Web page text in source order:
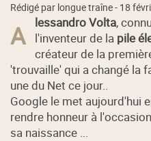
Rédigé par longue traîne - 18
A lessandro Volta,
l'inventeur de la pile
créateur de la
'trouvaille' qui a changé la
une du Net ce jour..
Google le met aujourd'hui
rendre honneur à
sa naissance ...